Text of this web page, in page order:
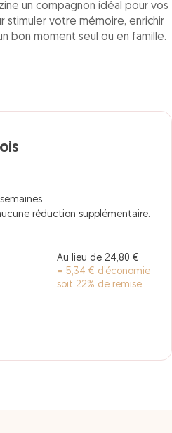
un compagnon idéal pour vos
stimuler votre mémoire, enrichir
bon moment seul ou en famille.
réduction supplémentaire.
Au lieu de 24,80 €
= 5,34 € d’économie
soit 22% de remise